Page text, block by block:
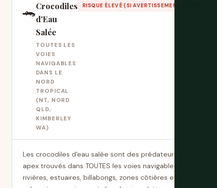
🐊Crocodiles
d'Eau
Salée
TOUTES LES
VOIES
NAVIGABLES
DANS LE
NORD
TROPICAL
(NT, NORD
QLD,
KIMBERLEY
WA)
RISQUE ÉLEVÉ (SI AVERTISSEMENTS IGNORÉS)
Les crocodiles d'eau salée sont des prédateurs
apex trouvés dans TOUTES les voies navigables —
rivières, estuaires, billabongs, zones côtières et